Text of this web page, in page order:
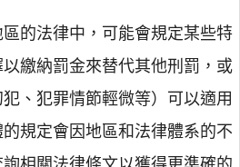
的法律中，可能會規定某些特
繳納罰金來替代其他刑罰，或
、犯罪情節輕微等）可以適用
規定會因地區和法律體系的不